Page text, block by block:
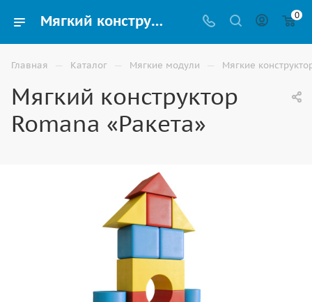
Мягкий конструктор Romana «Ракета» для детей купить в Волгограде 0
Главная — Каталог — Мягкие модули — Мягкие
Мягкий конструктор
Romana «Ракета»